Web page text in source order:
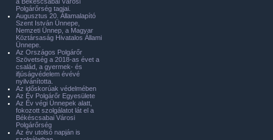
Polgárőrség tagjai.
Augusztus 20. Államalapító
Szent István Ünnepe,
Nemzeti Ünnep, a Magyar
Köztársaság Hivatalos Állami
Ünnepe.
Az Országos Polgárőr
Szövetség a 2018-as évet a
család, a gyermek- és
ifjúságvédelem évévé
nyilvánította.
Az időskorúak védelmében
Az Év Polgárőr Egyesülete
Az Év végi Ünnepek alatt,
fokozott szolgálatot lát el a
Békéscsabai Városi
Polgárőrség
Az év utolsó napján is